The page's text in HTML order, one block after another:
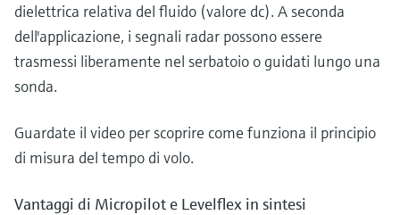
dielettrica relativa del fluido (valore dc). A seconda
dell'applicazione, i segnali radar possono essere
trasmessi liberamente nel serbatoio o guidati lungo una
sonda.
Guardate il video per scoprire come funziona il principio
di misura del tempo di volo.
Vantaggi di Micropilot e Levelflex in sintesi